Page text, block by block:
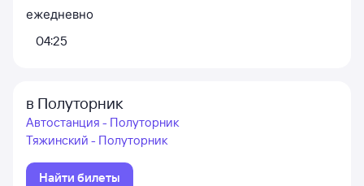
ежедневно
04:25
в Полуторник
Автостанция - Полуторник
Тяжинский - Полуторник
Найти билеты